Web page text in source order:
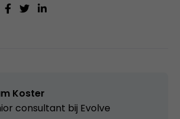
Koster
consultant bij Evolve